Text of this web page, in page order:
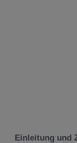
Einleitung und